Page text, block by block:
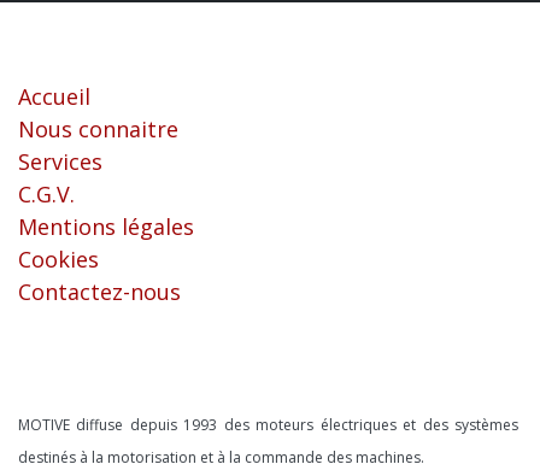
Accueil
Nous connaitre
Services
C.G.V.
Mentions légales
Cookies
Contactez-nous
MOTIVE diffuse depuis 1993 des moteurs électriques et des systèmes
destinés à la motorisation et à la commande des machines.